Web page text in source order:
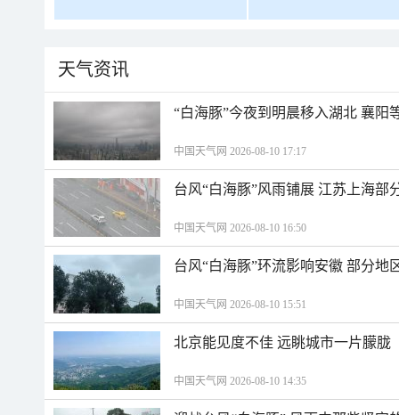
天气资讯
“白海豚”今夜到明晨移入湖北 襄阳
中国天气网 2026-08-10 17:17
台风“白海豚”风雨铺展 江苏上海部
中国天气网 2026-08-10 16:50
台风“白海豚”环流影响安徽 部分地
中国天气网 2026-08-10 15:51
北京能见度不佳 远眺城市一片朦胧
中国天气网 2026-08-10 14:35